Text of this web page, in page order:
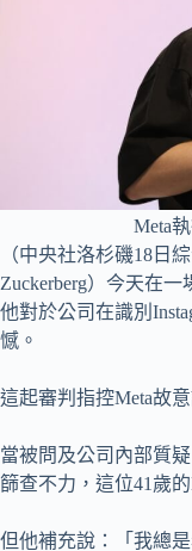
Meta
（中央社洛杉磯18日
Zuckerberg）今天在
他對於公司在識別
憾。
這起審判指控Meta故
當被問及公司內部質
篩查不力，這位41歲
但他補充說：「我總